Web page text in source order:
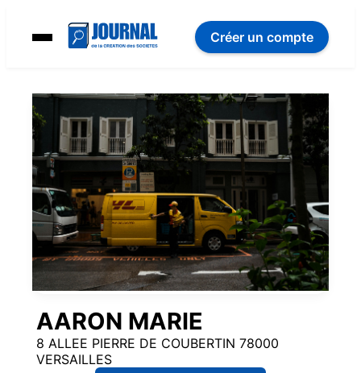
Créer un compte
AARON MARIE
8 ALLEE PIERRE DE COUBERTIN 78000
VERSAILLES